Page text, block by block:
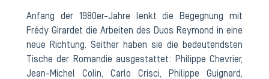
Anfang der 1980er-Jahre lenkt die Begegnung mit
Frédy Girardet die Arbeiten des Duos Reymond in eine
neue Richtung. Seither haben sie die bedeutendsten
Tische der Romandie ausgestattet: Philippe Chevrier,
Jean-Michel Colin, Carlo Crisci, Philippe Guignard,